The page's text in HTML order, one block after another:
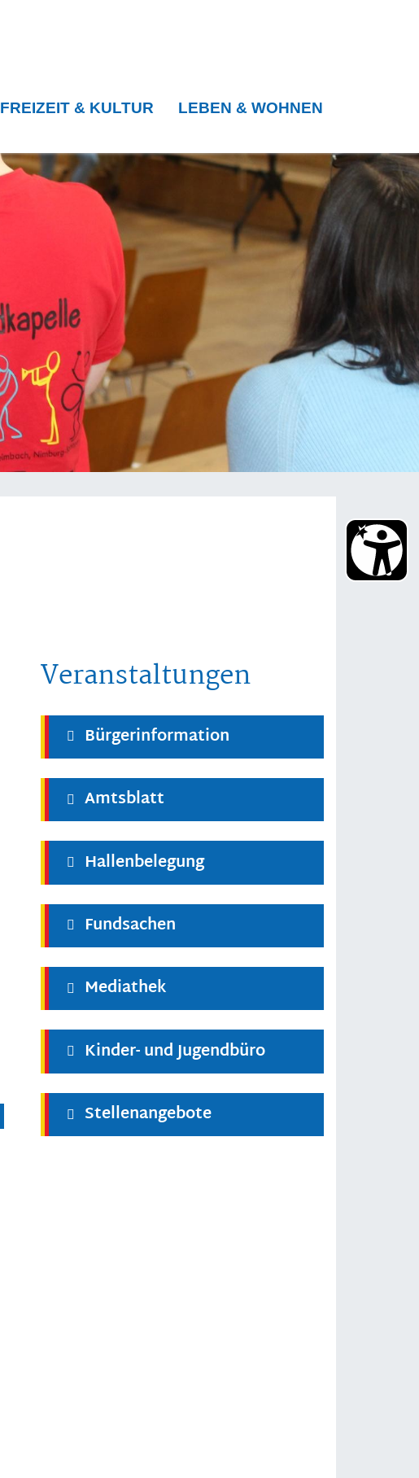
FREIZEIT & KULTUR LEBEN & WOHNEN
Veranstaltungen
Bürgerinformation
Amtsblatt
Hallenbelegung
Fundsachen
Mediathek
Kinder- und Jugendbüro
Stellenangebote